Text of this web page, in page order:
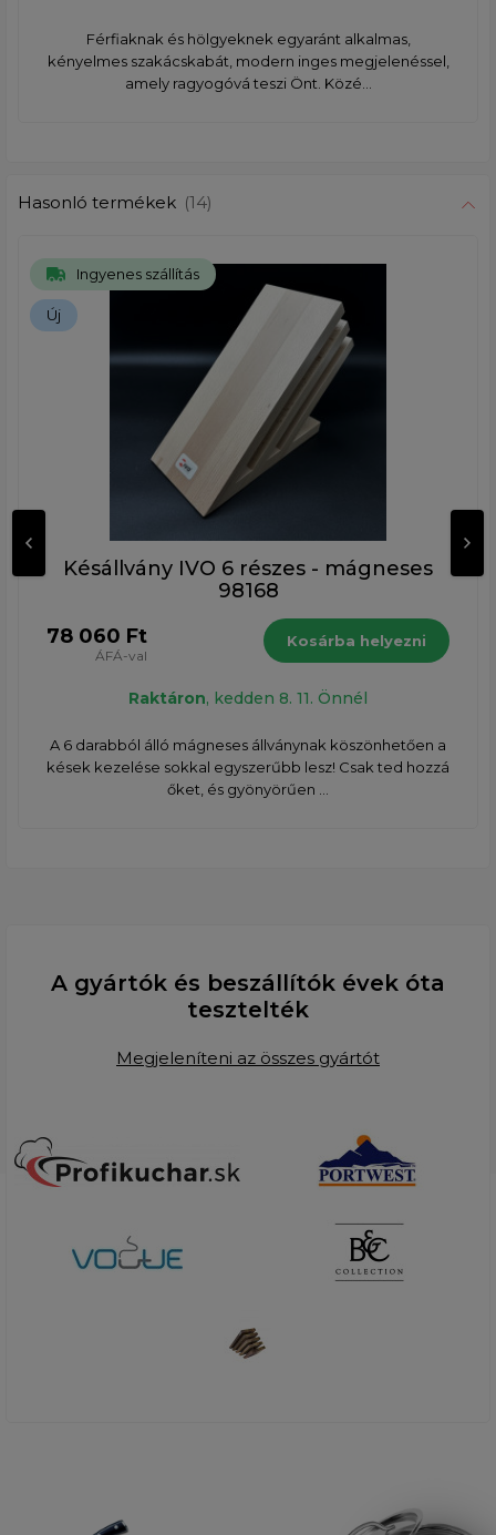
Férfiaknak és hölgyeknek egyaránt alkalmas,
kényelmes szakácskabát, modern inges megjelenéssel,
amely ragyogóvá teszi Önt. Közé...
Hasonló termékek (14)
Ingyenes szállítás
Új
Késállvány IVO 6 részes - mágneses
98168
78 060 Ft
ÁFÁ-val
Kosárba helyezni
Raktáron, kedden 8. 11. Önnél
A 6 darabból álló mágneses állványnak köszönhetően a
kések kezelése sokkal egyszerűbb lesz! Csak ted hozzá
őket, és gyönyörűen ...
A gyártók és beszállítók évek óta
tesztelték
Megjeleníteni az összes gyártót